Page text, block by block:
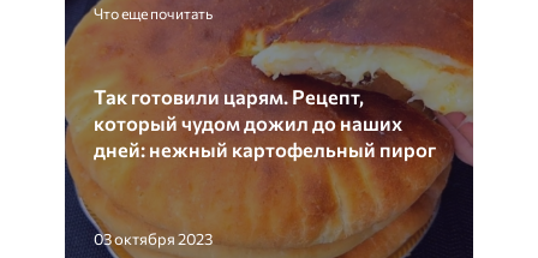
Что еще почитать
Так готовили царям. Рецепт,
который чудом дожил до наших
дней: нежный картофельный пирог
03 октября 2023